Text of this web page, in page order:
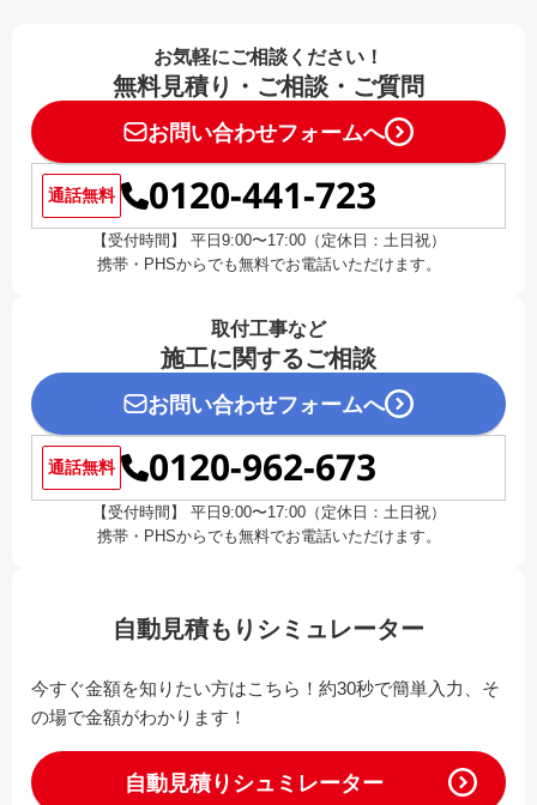
お気軽にご相談ください！
無料見積り・ご相談・ご質問
お問い合わせフォームへ
通話無料 0120-441-723
【受付時間】 平日9:00〜17:00（定休日：土日祝）
携帯・PHSからでも無料でお電話いただけます。
取付工事など
施工に関するご相談
お問い合わせフォームへ
通話無料 0120-962-673
【受付時間】 平日9:00〜17:00（定休日：土日祝）
携帯・PHSからでも無料でお電話いただけます。
自動見積もりシミュレーター
今すぐ金額を知りたい方はこちら！約30秒で簡単入力、そ
の場で金額がわかります！
自動見積りシュミレーター